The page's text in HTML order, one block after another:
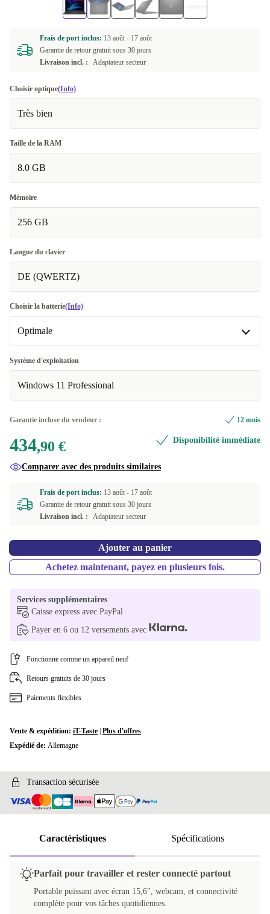
Frais de port inclus: 13 août - 17 août
Garantie de retour gratuit sous 30 jours
Livraison incl. :
Adaptateur secteur
Choisir optique(Info)
Très bien
Taille de la RAM
8.0 GB
Mémoire
256 GB
Langue du clavier
DE (QWERTZ)
Choisir la batterie(Info)
Optimale
Optimale
Neuve
Système d'exploitation
Windows 11 Professional
Garantie incluse du vendeur : 12 mois
434,90 € Disponibilité immédiate
Comparer avec des produits similaires
Frais de port inclus: 13 août - 17 août
Garantie de retour gratuit sous 30 jours
Livraison incl. :
Adaptateur secteur
Ajouter au panier
Achetez maintenant, payez en plusieurs fois.
Services supplémentaires
Caisse express avec PayPal
Payer en 6 ou 12 versements avec
Fonctionne comme un appareil neuf
Retours gratuits de 30 jours
Paiements flexibles
Vente & expédition: iT-Taste Plus d'offres
Expédié de: Allemagne
Transaction sécurisée
Caractéristiques Spécifications
Parfait pour travailler et rester connecté partout
Portable puissant avec écran 15,6", webcam, et connectivité
complète pour vos tâches quotidiennes.